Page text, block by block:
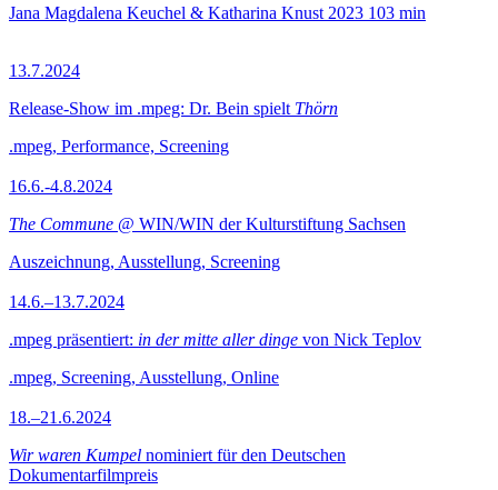
Jana Magdalena Keuchel & Katharina Knust 2023 103 min
13.7.2024
Release-Show im .mpeg: Dr. Bein spielt Thörn
.mpeg, Performance, Screening
16.6.-4.8.2024
The Commune @ WIN/WIN der Kulturstiftung Sachsen
Auszeichnung, Ausstellung, Screening
14.6.–13.7.2024
.mpeg präsentiert: in der mitte aller dinge von Nick Teplov
.mpeg, Screening, Ausstellung, Online
18.–21.6.2024
Wir waren Kumpel nominiert für den Deutschen
Dokumentarfilmpreis